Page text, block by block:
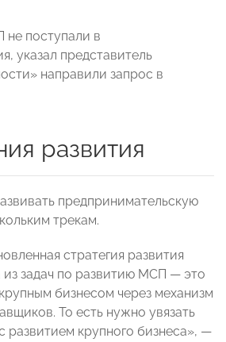
поступали в
указал представитель
направили запрос в
развития
предпринимательскую
трекам.
стратегия развития
задач по развитию МСП — это
бизнесом через механизм
То есть нужно увязать
развитием крупного бизнеса», —